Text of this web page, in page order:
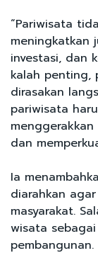
“Pariwisata
meningkatkan
investasi, dan
kalah penting,
dirasakan
pariwisata
menggerakkan
dan
Ia
diarahkan
masyarakat.
wisata
pembangunan.